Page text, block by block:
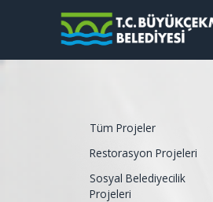
Tüm Projeler
Restorasyon Projeleri
Sosyal Belediyecilik
Projeleri